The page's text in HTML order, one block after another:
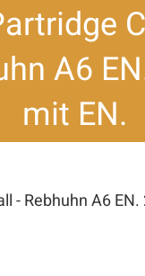
A6
mit EN.
- Rebhuhn A6